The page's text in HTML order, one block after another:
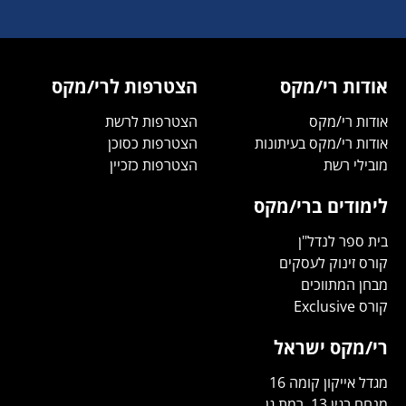
אודות רי/מקס
אודות רי/מקס
אודות רי/מקס בעיתונות
מובילי רשת
הצטרפות לרי/מקס
הצטרפות לרשת
הצטרפות כסוכן
הצטרפות כזכיין
לימודים ברי/מקס
בית ספר לנדל"ן
קורס זינוק לעסקים
מבחן המתווכים
קורס Exclusive
רי/מקס ישראל
מגדל אייקון קומה 16